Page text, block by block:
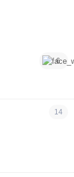
6
14